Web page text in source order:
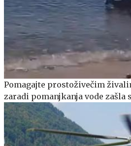
Pomagajte prostoživečim
zaradi pomanjkanja vode zašla